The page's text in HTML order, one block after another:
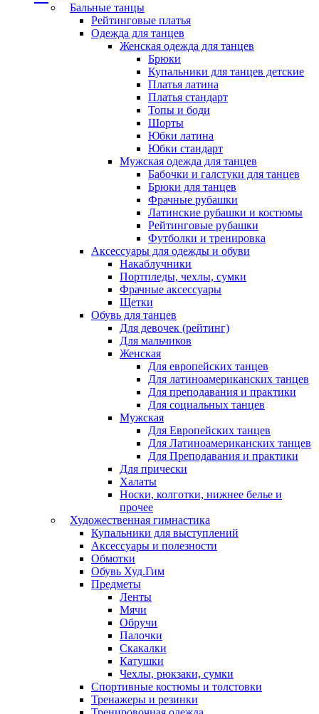
Бальные танцы
Рейтинговые платья
Одежда для танцев
Женская одежда для танцев
Брюки
Купальники для танцев детские
Платья латина
Платья стандарт
Топы и боди
Шорты
Юбки латина
Юбки стандарт
Мужская одежда для танцев
Бабочки и галстуки для танцев
Брюки для танцев
Фрачные рубашки
Латинские рубашки и костюмы
Рейтинговые рубашки
Футболки и тренировка
Аксессуары для одежды и обуви
Накаблучники
Портпледы, чехлы, сумки
Фрачные аксессуары
Щетки
Обувь для танцев
Для девочек (рейтинг)
Для мальчиков
Женская
Для европейских танцев
Для латиноамериканских танцев
Для преподавания и практики
Для социальных танцев
Мужская
Для Европейских танцев
Для Латиноамериканских танцев
Для Преподавания и практики
Для прически
Халаты
Носки, колготки, нижнее белье и
прочее
Художественная гимнастика
Купальники для выступлений
Аксессуары и полезности
Обмотки
Обувь Худ.Гим
Предметы
Ленты
Мячи
Обручи
Палочки
Скакалки
Катушки
Чехлы, рюкзаки, сумки
Спортивные костюмы и толстовки
Тренажеры и резинки